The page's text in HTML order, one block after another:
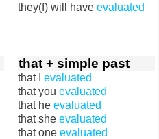
they(f) will have evaluated
that + simple past
that I evaluated
that you evaluated
that he evaluated
that she evaluated
that one evaluated